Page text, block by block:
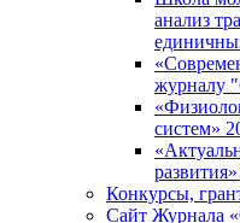
анализ
журналу
систем»
Конкурсы,
Сайт Журнала